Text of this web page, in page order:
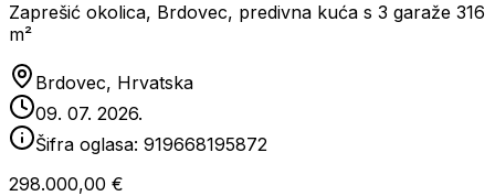
Zaprešić okolica, Brdovec, predivna kuća s 3 garaže 316
m²
Brdovec, Hrvatska
09. 07. 2026.
Šifra oglasa: 919668195872
298.000,00 €